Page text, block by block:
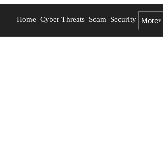
Home Cyber Threats Scam Security More▾